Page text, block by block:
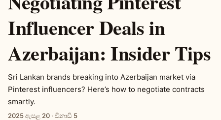
Influencer Deals in
Azerbaijan: Insider Tips
Sri Lankan brands breaking into Azerbaijan market via
Pinterest influencers? Here’s how to negotiate contracts
smartly.
2025 ඇසළ 20 · විනාඩි 5